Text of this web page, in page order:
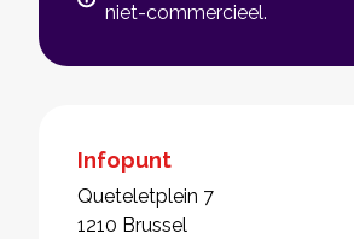
niet-commercieel.
Infopunt
Queteletplein 7
1210 Brussel